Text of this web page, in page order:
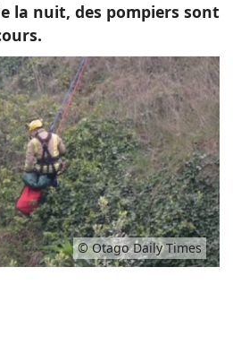
la nuit, des pompiers sont
© Otago Daily Times